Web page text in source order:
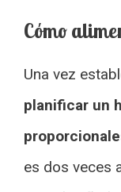
Cómo
Una vez
planificar un
es dos veces